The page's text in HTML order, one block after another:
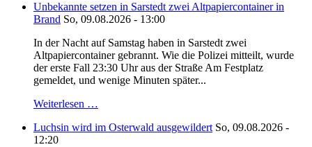
Unbekannte setzen in Sarstedt zwei Altpapiercontainer in
Brand So, 09.08.2026 - 13:00
In der Nacht auf Samstag haben in Sarstedt zwei
Altpapiercontainer gebrannt. Wie die Polizei mitteilt, wurde
der erste Fall 23:30 Uhr aus der Straße Am Festplatz
gemeldet, und wenige Minuten später...
Weiterlesen …
Luchsin wird im Osterwald ausgewildert So, 09.08.2026 -
12:20